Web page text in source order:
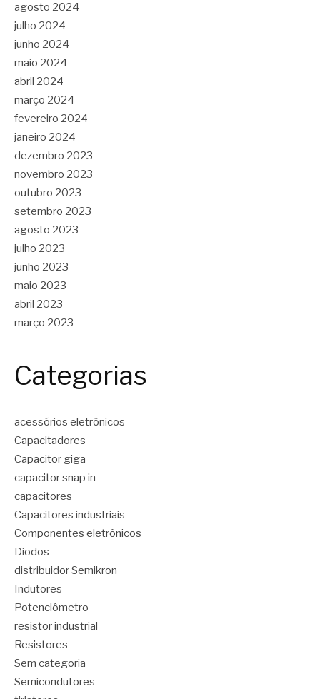
agosto 2024
julho 2024
junho 2024
maio 2024
abril 2024
março 2024
fevereiro 2024
janeiro 2024
dezembro 2023
novembro 2023
outubro 2023
setembro 2023
agosto 2023
julho 2023
junho 2023
maio 2023
abril 2023
março 2023
Categorias
acessórios eletrônicos
Capacitadores
Capacitor giga
capacitor snap in
capacitores
Capacitores industriais
Componentes eletrônicos
Diodos
distribuidor Semikron
Indutores
Potenciômetro
resistor industrial
Resistores
Sem categoria
Semicondutores